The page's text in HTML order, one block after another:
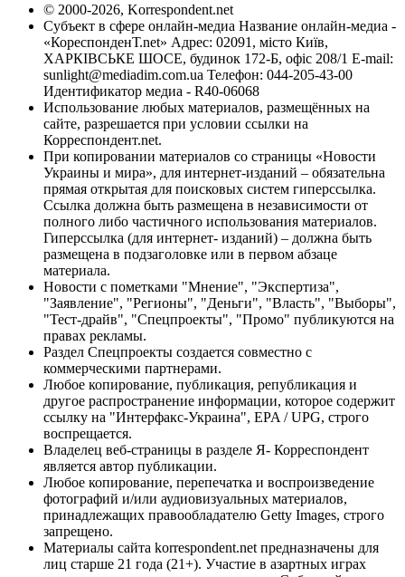
© 2000-2026, Korrespondent.net
Субъект в сфере онлайн-медиа Название онлайн-медиа -
«КореспонденТ.net» Адрес: 02091, місто Київ,
ХАРКІВСЬКЕ ШОСЕ, будинок 172-Б, офіс 208/1 E-mail:
sunlight@mediadim.com.ua Телефон: 044-205-43-00
Идентификатор медиа - R40-06068
Использование любых материалов, размещённых на
сайте, разрешается при условии ссылки на
Корреспондент.net.
При копировании материалов со страницы «Новости
Украины и мира», для интернет-изданий – обязательна
прямая открытая для поисковых систем гиперссылка.
Ссылка должна быть размещена в независимости от
полного либо частичного использования материалов.
Гиперссылка (для интернет- изданий) – должна быть
размещена в подзаголовке или в первом абзаце
материала.
Новости с пометками "Мнение", "Экспертиза",
"Заявление", "Регионы", "Деньги", "Власть", "Выборы",
"Тест-драйв", "Спецпроекты", "Промо" публикуются на
правах рекламы.
Раздел Спецпроекты создается совместно с
коммерческими партнерами.
Любое копирование, публикация, републикация и
другое распространение информации, которое содержит
ссылку на "Интерфакс-Украина", EPA / UPG, строго
воспрещается.
Владелец веб-страницы в разделе Я- Корреспондент
является автор публикации.
Любое копирование, перепечатка и воспроизведение
фотографий и/или аудиовизуальных материалов,
принадлежащих правообладателю Getty Images, строго
запрещено.
Материалы сайта korrespondent.net предназначены для
лиц старше 21 года (21+). Участие в азартных играх